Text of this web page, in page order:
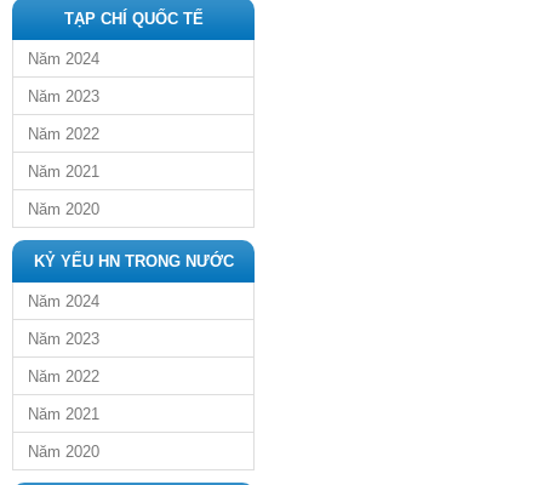
TẠP CHÍ QUỐC TẾ
Năm 2024
Năm 2023
Năm 2022
Năm 2021
Năm 2020
KỶ YẾU HN TRONG NƯỚC
Năm 2024
Năm 2023
Năm 2022
Năm 2021
Năm 2020